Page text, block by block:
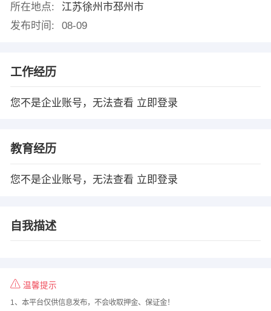
所在地点:
江苏徐州市邳州市
发布时间:
08-09
工作经历
您不是企业账号，无法查看 立即登录
教育经历
您不是企业账号，无法查看 立即登录
自我描述
温馨提示
1、本平台仅供信息发布，不会收取押金、保证金！